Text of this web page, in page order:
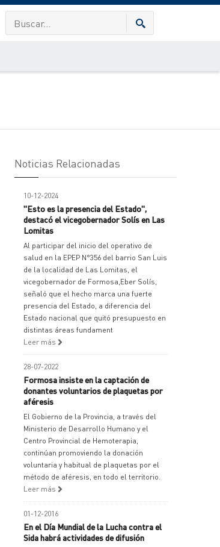
Noticias Relacionadas
10-12-2024
"Esto es la presencia del Estado",
destacó el vicegobernador Solís en Las
Lomitas
Al participar del inicio del operativo de
salud en la EPEP N°356 del barrio San Luis
de la localidad de Las Lomitas, el
vicegobernador de Formosa,Eber Solís,
señaló que el hecho marca una fuerte
presencia del Estado, a diferencia del
Estado nacional que quitó presupuesto en
distintas áreas fundament
Leer más
28-07-2022
Formosa insiste en la captación de
donantes voluntarios de plaquetas por
aféresis
El Gobierno de la Provincia, a través del
Ministerio de Desarrollo Humano y el
Centro Provincial de Hemoterapia,
continúan promoviendo la donación
voluntaria y habitual de plaquetas por el
método de aféresis, en todo el territorio.
Leer más
01-12-2016
En el Día Mundial de la Lucha contra el
Sida habrá actividades de difusión